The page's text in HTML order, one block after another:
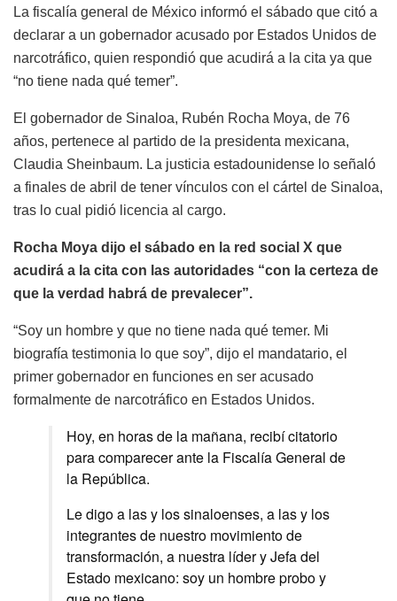
La fiscalía general de México informó el sábado que citó a
declarar a un gobernador acusado por Estados Unidos de
narcotráfico, quien respondió que acudirá a la cita ya que
“no tiene nada qué temer”.
El gobernador de Sinaloa, Rubén Rocha Moya, de 76
años, pertenece al partido de la presidenta mexicana,
Claudia Sheinbaum. La justicia estadounidense lo señaló
a finales de abril de tener vínculos con el cártel de Sinaloa,
tras lo cual pidió licencia al cargo.
Rocha Moya dijo el sábado en la red social X que
acudirá a la cita con las autoridades “con la certeza de
que la verdad habrá de prevalecer”.
“Soy un hombre y que no tiene nada qué temer. Mi
biografía testimonia lo que soy”, dijo el mandatario, el
primer gobernador en funciones en ser acusado
formalmente de narcotráfico en Estados Unidos.
Hoy, en horas de la mañana, recibí citatorio
para comparecer ante la Fiscalía General de
la República.
Le digo a las y los sinaloenses, a las y los
integrantes de nuestro movimiento de
transformación, a nuestra líder y Jefa del
Estado mexicano: soy un hombre probo y